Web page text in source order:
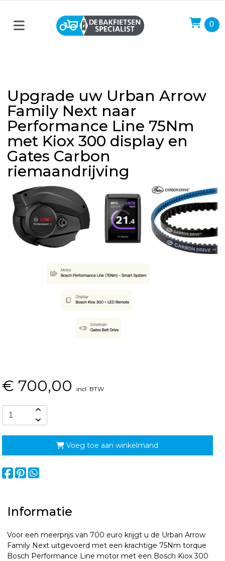
0
Upgrade uw Urban Arrow
Family Next naar
Performance Line 75Nm
met Kiox 300 display en
Gates Carbon
riemaandrijving
€ 700,00 incl. BTW
Voeg toe aan winkelmand
Informatie
Voor een meerprijs van 700 euro krijgt u de Urban Arrow
Family Next uitgevoerd met een krachtige 75Nm torque
Bosch Performance Line motor met een Bosch Kiox 300